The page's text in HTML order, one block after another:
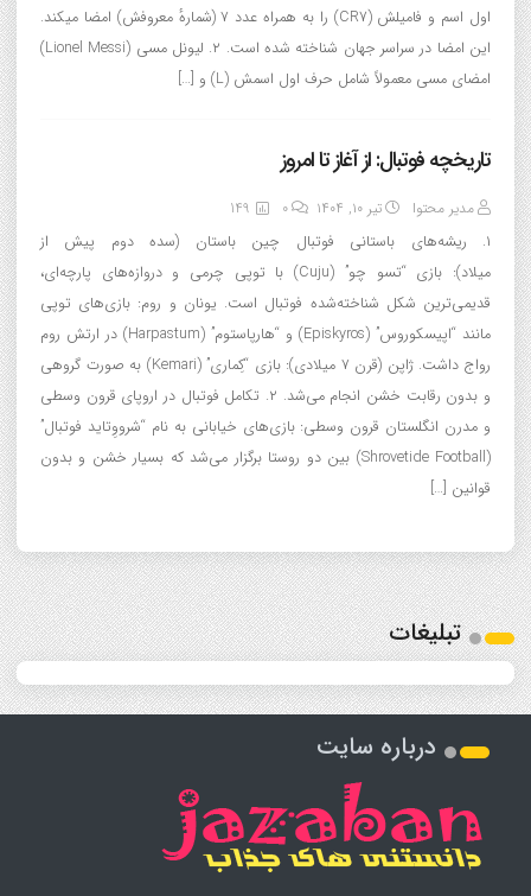
اول اسم و فامیلش (CR7) را به همراه عدد ۷ (شمارهٔ معروفش) امضا میکند.
این امضا در سراسر جهان شناخته شده است. ۲. لیونل مسی (Lionel Messi)
امضای مسی معمولاً شامل حرف اول اسمش (L) و […]
تاریخچه فوتبال: از آغاز تا امروز
مدیر محتوا تیر ۱۰, ۱۴۰۴ 0
149
۱. ریشه‌های باستانی فوتبال چین باستان (سده‌ دوم پیش از
میلاد): بازی “تسو چو” (Cuju) با توپی چرمی و دروازه‌های پارچه‌ای،
قدیمی‌ترین شکل شناخته‌شده فوتبال است. یونان و روم: بازی‌های توپی
مانند “اپیسکوروس” (Episkyros) و “هارپاستوم” (Harpastum) در ارتش روم
رواج داشت. ژاپن (قرن ۷ میلادی): بازی “کِماری” (Kemari) به صورت گروهی
و بدون رقابت خشن انجام می‌شد. ۲. تکامل فوتبال در اروپای قرون وسطی
و مدرن انگلستان قرون وسطی: بازی‌های خیابانی به نام “شرووِتاید فوتبال”
(Shrovetide Football) بین دو روستا برگزار می‌شد که بسیار خشن و بدون
قوانین […]
تبلیغات
درباره سایت